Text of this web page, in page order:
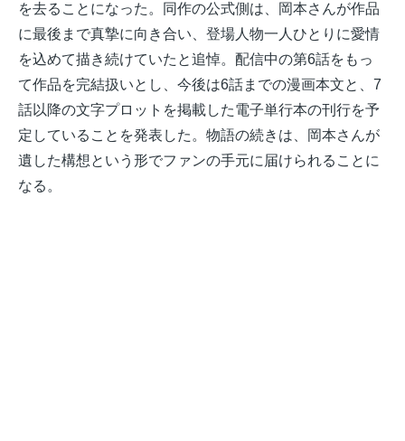
を去ることになった。同作の公式側は、岡本さんが作品
に最後まで真摯に向き合い、登場人物一人ひとりに愛情
を込めて描き続けていたと追悼。配信中の第6話をもっ
て作品を完結扱いとし、今後は6話までの漫画本文と、7
話以降の文字プロットを掲載した電子単行本の刊行を予
定していることを発表した。物語の続きは、岡本さんが
遺した構想という形でファンの手元に届けられることに
なる。